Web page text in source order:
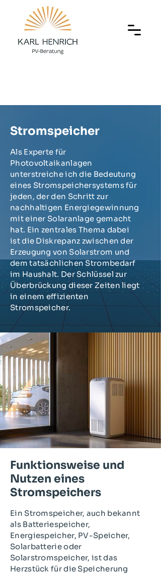
Stromspeicher
Als Experte für
Photovoltaikanlagen
unterstreiche ich die Bedeutung
eines Stromspeichersystems für
jeden, der den Schritt zur
nachhaltigen Energiegewinnung
mit einer Solaranlage gemacht
hat. Ein zentrales Thema dabei
ist die Diskrepanz zwischen der
Erzeugung von Solarstrom und
dem tatsächlichen Strombedarf
im Haushalt. Der Schlüssel zur
Überbrückung dieser Zeiten liegt
in einem effizienten
Stromspeicher.
Funktionsweise und
Nutzen eines
Stromspeichers
Ein Stromspeicher, auch bekannt
als Batteriespeicher,
Energiespeicher, PV-Speicher,
Solarbatterie oder
Solarstromspeicher, ist das
Herzstück für die Speicherung